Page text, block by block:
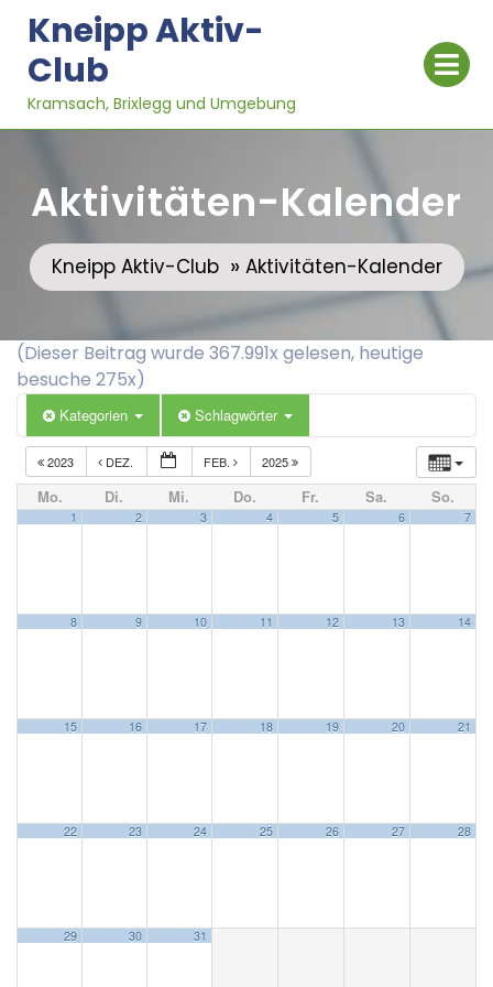
content
Kneipp Aktiv-
Club
Kramsach, Brixlegg und Umgebung
Aktivitäten-Kalender
Kneipp Aktiv-Club» Aktivitäten-Kalender
(Dieser Beitrag wurde 367.991x gelesen, heutige
besuche 275x)
Kategorien Schlagwörter
2023 DEZ. FEB. 2025
Mo. Di. Mi. Do. Fr. Sa. So.
1 2 3 4 5 6 7
8 9 10 11 12 13 14
15 16 17 18 19 20 21
22 23 24 25 26 27 28
29 30 31